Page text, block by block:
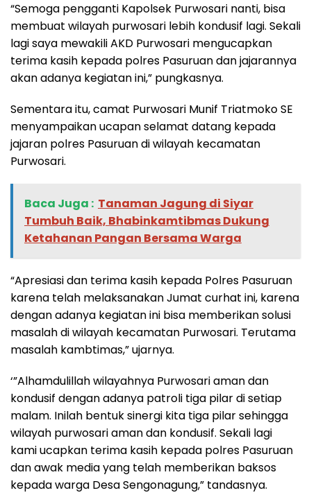
“Semoga pengganti Kapolsek Purwosari nanti, bisa
membuat wilayah purwosari lebih kondusif lagi. Sekali
lagi saya mewakili AKD Purwosari mengucapkan
terima kasih kepada polres Pasuruan dan jajarannya
akan adanya kegiatan ini,” pungkasnya.
Sementara itu, camat Purwosari Munif Triatmoko SE
menyampaikan ucapan selamat datang kepada
jajaran polres Pasuruan di wilayah kecamatan
Purwosari.
Baca Juga : Tanaman Jagung di Siyar
Tumbuh Baik, Bhabinkamtibmas Dukung
Ketahanan Pangan Bersama Warga
“Apresiasi dan terima kasih kepada Polres Pasuruan
karena telah melaksanakan Jumat curhat ini, karena
dengan adanya kegiatan ini bisa memberikan solusi
masalah di wilayah kecamatan Purwosari. Terutama
masalah kambtimas,” ujarnya.
‘”Alhamdulillah wilayahnya Purwosari aman dan
kondusif dengan adanya patroli tiga pilar di setiap
malam. Inilah bentuk sinergi kita tiga pilar sehingga
wilayah purwosari aman dan kondusif. Sekali lagi
kami ucapkan terima kasih kepada polres Pasuruan
dan awak media yang telah memberikan baksos
kepada warga Desa Sengonagung,” tandasnya.